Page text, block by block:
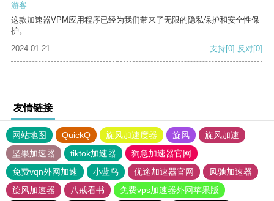
游客
这款加速器VPM应用程序已经为我们带来了无限的隐私保护和安全性保
护。
2024-01-21
支持[0] 反对[0]
友情链接
网站地图 QuickQ 旋风加速度器 旋风
旋风加速
坚果加速器
tiktok加速器
狗急加速器官网
免费vqn外网加速
小蓝鸟 优途加速器官网
风驰加速器
旋风加速器
八戒看书 免费vps加速器外网苹果版